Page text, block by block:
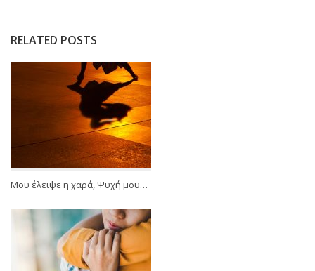
RELATED POSTS
Μου έλειψε η χαρά, Ψυχή μου…